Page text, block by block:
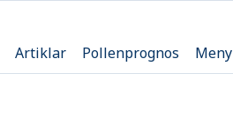
Artiklar Pollenprognos Meny